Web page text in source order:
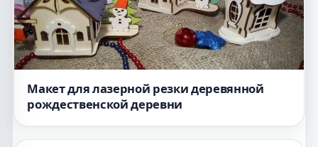
Макет для лазерной резки деревянной
рождественской деревни